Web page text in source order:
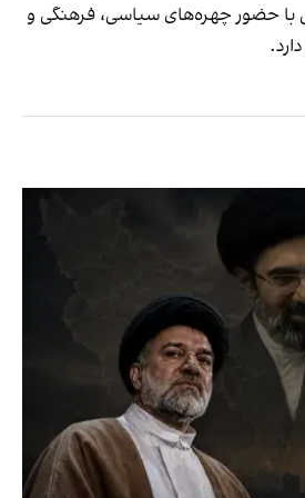
حضور چهره‌های سیاسی، فرهنگی و